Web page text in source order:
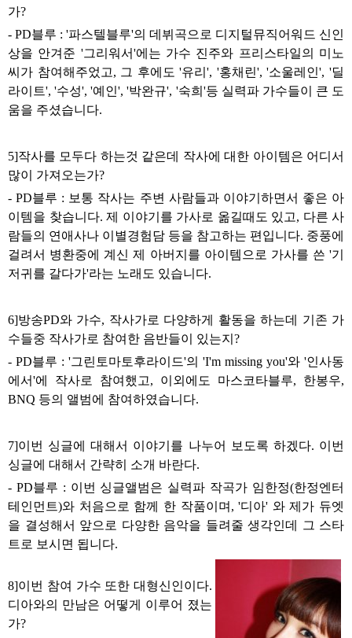
가?
- PD블루 : '파스텔블루'의 데뷔곡으로 디지털뮤직어워드 신인
상을 안겨준 '그리워서'에는 가수 진주와 프리스타일의 미노
씨가 참여해주었고, 그 후에도'유리', '홍채린', '소울레인', '딜
라이트', '수성', '예인', '박완규', '숙희 '등 실력파 가수들이 큰 도
움을 주셨습니다.
5]작사를 모두다 하는것 같은데 작사에 대한 아이템은 어디서
많이 가져오는가?
- PD블루 : 보통 작사는 주변 사람들과 이야기하면서 좋은 아
이템을 찾습니다. 제 이야기를 가사로 옮길때도 있고, 다른 사
람들의 연애사나 이별경험담 등을 참고하는 편입니다. 중풍에
걸려서 병환중에 계신 제 아버지를 아이템으로 가사를 쓴 '기
저귀를 갈다가'라는 노래도 있습니다.
6]방송PD와 가수, 작사가로 다양하게 활동을 하는데 기존 가
수들중 작사가로 참여한 음반들이 있는지 ?
- PD블루 : '그린토마토후라이드'의 'I'm missing you'와 '인사동
에서'에 작사로 참여했고, 이외에도 마스코타블루, 한봉우,
BNQ 등의 앨범에 참여하였습니다.
7]이번 싱글에 대해서 이야기를 나누어 보도록 하겠다. 이번
싱글에 대해서 간략히 소개 바란다.
- PD블루 : 이번 싱글앨범은 실력파 작곡가 임한정(한정엔터
테인먼트)와 처음으로 함께 한 작품이며 , '디아' 와 제가 듀엣
을 결성해서 앞으로 다양한 음악을 들려줄 생각인데 그 스타
트로 보시면 됩니다.
8]이번 참여 가수 또한 대형신인이다.
디아와의 만남은 어떻게 이루어 졌는
가?